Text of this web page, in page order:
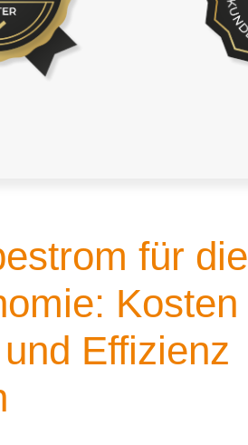
für die
Kosten
Effizienz